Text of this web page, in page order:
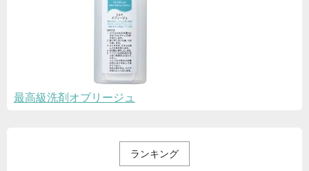
最高級洗剤オブリージュ
ランキング